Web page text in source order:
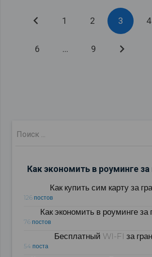
1 2 3 4
6 … 9
Как экономить в роуминге за
Как купить сим карту за
126 постов
Как экономить в роуминге за
76 постов
Бесплатный WI-FI за
54 поста